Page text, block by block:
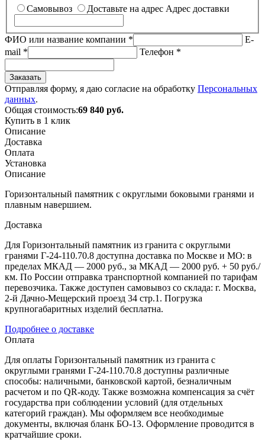
Самовывоз
Доставьте на адрес Адрес доставки
ФИО или название компании *
E-
mail * Телефон *
Заказать
Отправляя форму, я даю согласие на обработку Персональных
данных.
Общая стоимость:69 840 руб.
Купить в 1 клик
Описание
Доставка
Оплата
Установка
Описание
Горизонтальный памятник с округлыми боковыми гранями и
плавным навершием.
Доставка
Для Горизонтальный памятник из гранита с округлыми
гранями Г-24-110.70.8 доступна доставка по Москве и МО: в
пределах МКАД — 2000 руб., за МКАД — 2000 руб. + 50 руб./
км. По России отправка транспортной компанией по тарифам
перевозчика. Также доступен самовывоз со склада: г. Москва,
2-й Дачно-Мещерский проезд 34 стр.1. Погрузка
крупногабаритных изделий бесплатна.
Подробнее о доставке
Оплата
Для оплаты Горизонтальный памятник из гранита с
округлыми гранями Г-24-110.70.8 доступны различные
способы: наличными, банковской картой, безналичным
расчетом и по QR-коду. Также возможна компенсация за счёт
государства при соблюдении условий (для отдельных
категорий граждан). Мы оформляем все необходимые
документы, включая бланк БО-13. Оформление проводится в
кратчайшие сроки.